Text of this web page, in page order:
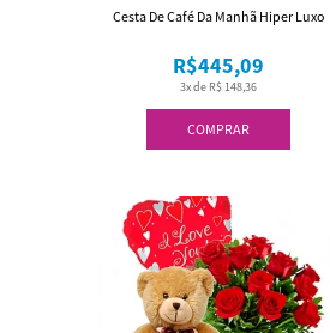
COMPRAR
3x de R$ 148,36
R$445,09
Cesta De Café Da Manhã Hiper Luxo